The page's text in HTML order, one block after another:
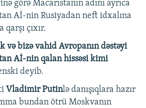
görə Macarıstanın adını ayrıca
Aİ-nin Rusiyadan neft idxalına
qarşı çıxır.
və bizə vahid Avropanın dəstəyi
Aİ-nin qalan hissəsi kimi
deyib.
Vladimir Putinlə danışıqlara hazır
bundan ötrü Moskvanın